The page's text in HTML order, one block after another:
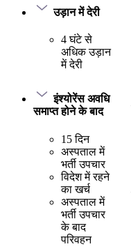
उड़ान में देरी
4 घंटे से
अधिक उड़ान
में देरी
इंश्योरेंस अवधि
समाप्त होने के बाद
15 दिन
अस्पताल में
भर्ती उपचार
विदेश में रहने
का खर्च
अस्पताल में
भर्ती उपचार
के बाद
परिवहन